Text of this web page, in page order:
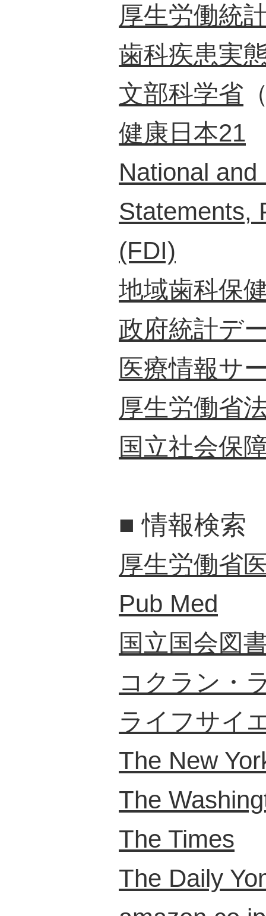
厚生労働統
歯科疾患実
文部科学省
健康日本21
National
Statements,
(FDI)
地域歯科保
政府統計デ
医療情報サ
厚生労働省
国立社会保
■情報検索
厚生労働省
Pub Med
国立国会図
コクラン・
ライフサイ
The New
The
The Times
The Daily